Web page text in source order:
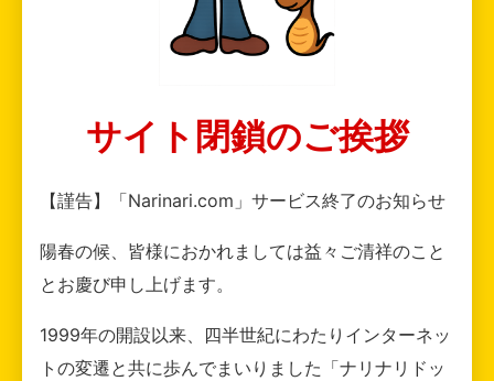
サイト閉鎖のご挨拶
【謹告】「Narinari.com」サービス終了のお知らせ
陽春の候、皆様におかれましては益々ご清祥のこと
とお慶び申し上げます。
1999年の開設以来、四半世紀にわたりインターネッ
トの変遷と共に歩んでまいりました「ナリナリドッ